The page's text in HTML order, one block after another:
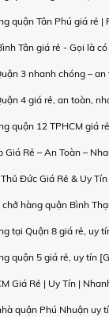
quận Tân Phú giá rẻ |
Tân giá rẻ - Gọi là có
3 nhanh chóng – an
4 giá rẻ, an toàn,
quận 12 TPHCM giá
Giá Rẻ – An Toàn –
Đức Giá Rẻ & Uy
hàng quận Bình
tại Quận 8 giá rẻ, uy
quận 5 giá rẻ, uy tín
Giá Rẻ | Uy Tín |
quận Phú Nhuận uy